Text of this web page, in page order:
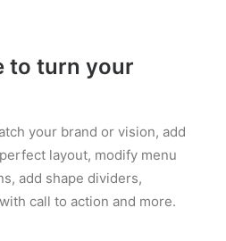
to turn your
your brand or vision, add
layout, modify menu
add shape dividers,
call to action and more.